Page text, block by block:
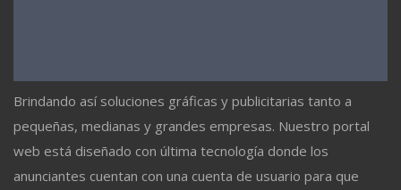
Brindando así soluciones gráficas y publicitarias tanto a
pequeñas, medianas y grandes empresas. Nuestro portal
web está diseñado con última tecnología donde los
anunciantes cuentan con una cuenta de usuario para que